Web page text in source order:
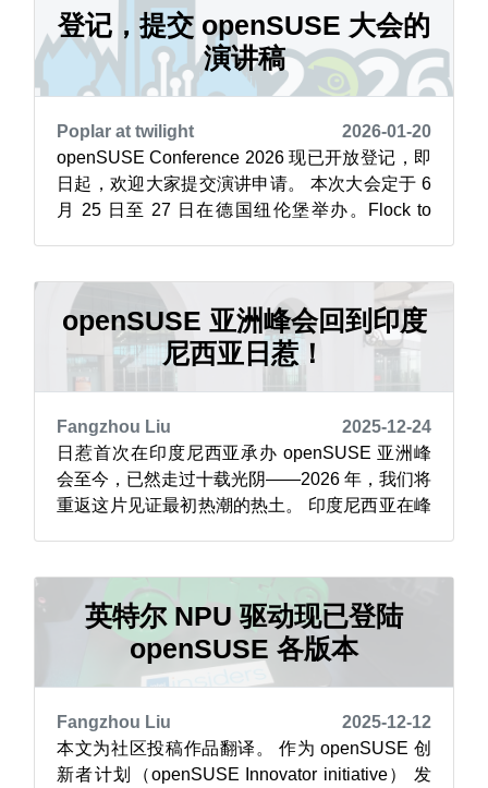
具链改进和社区协作，积极识别并修复此类问
题，以确保软件系统在 203...
登记，提交 openSUSE 大会的
演讲稿
Poplar at twilight
2026-01-20
openSUSE Conference 2026 现已开放登记，即
日起，欢迎大家提交演讲申请。 本次大会定于 6
月 25 日至 27 日在德国纽伦堡举办。Flock to
DevConf.CZ 将于 6 月 18 日至 19 日在捷克...
openSUSE 亚洲峰会回到印度
尼西亚日惹！
Fangzhou Liu
2025-12-24
日惹首次在印度尼西亚承办 openSUSE 亚洲峰
会至今，已然走过十载光阴——2026 年，我们将
重返这片见证最初热潮的热土。 印度尼西亚在峰
年，峰会再度在巴厘岛成功举办，为社区呈上了
一场难忘的盛会 若想重温 2016 年日...
英特尔 NPU 驱动现已登陆
openSUSE 各版本
Fangzhou Liu
2025-12-12
本文为社区投稿作品翻译。 作为 openSUSE 创
新者计划（openSUSE Innovator initiative） 发